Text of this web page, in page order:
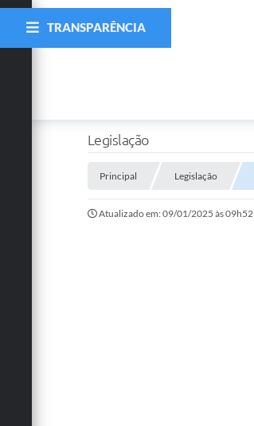
TRANSPARÊNCIA
Legislação
Principal Legislação
Atualizado em: 09/01/2025 às 09h52